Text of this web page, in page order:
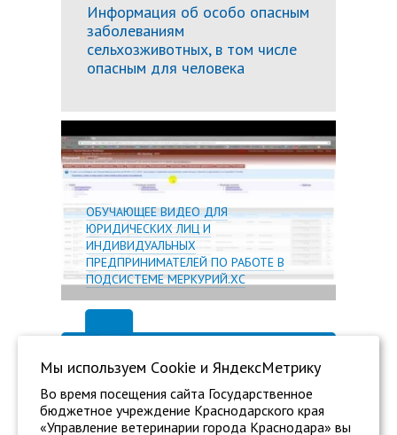
Информация об особо опасным
заболеваниям
сельхозживотных, в том числе
опасным для человека
ОБУЧАЮЩЕЕ ВИДЕО ДЛЯ
ЮРИДИЧЕСКИХ ЛИЦ И
ИНДИВИДУАЛЬНЫХ
ПРЕДПРИНИМАТЕЛЕЙ ПО РАБОТЕ В
ПОДСИСТЕМЕ МЕРКУРИЙ.ХС
Мы используем Сookie и ЯндексМетрику
Во время посещения сайта Государственное
бюджетное учреждение Краснодарского края
«Управление ветеринарии города Краснодара» вы